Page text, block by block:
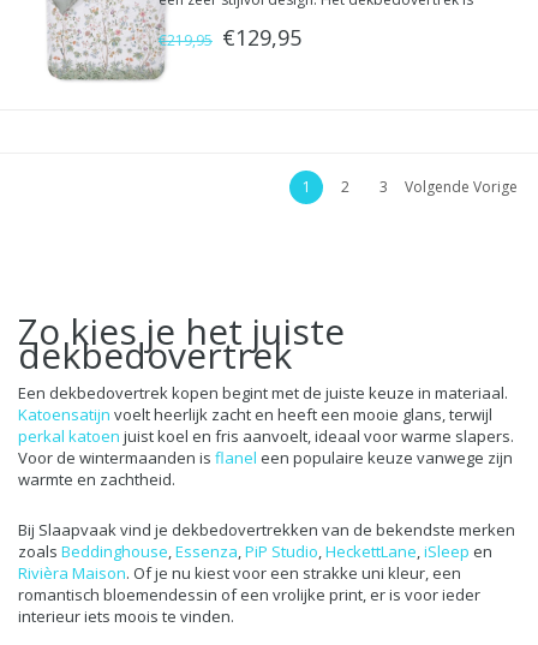
gemaakt van 100% Perkal katoen van
hoogwaardige kwaliteit.
€219,95 €129,95
1 2 3 Volgende Vorige
Zo kies je het juiste
dekbedovertrek
Een dekbedovertrek kopen begint met de juiste keuze in materiaal.
Katoensatijn voelt heerlijk zacht en heeft een mooie glans, terwijl
perkal katoen juist koel en fris aanvoelt, ideaal voor warme slapers.
Voor de wintermaanden is flanel een populaire keuze vanwege zijn
warmte en zachtheid.
Bij Slaapvaak vind je dekbedovertrekken van de bekendste merken
zoals Beddinghouse,Essenza,PiP Studio,HeckettLane,iSleep en
Rivièra Maison. Of je nu kiest voor een strakke uni kleur, een
romantisch bloemendessin of een vrolijke print, er is voor ieder
interieur iets moois te vinden.